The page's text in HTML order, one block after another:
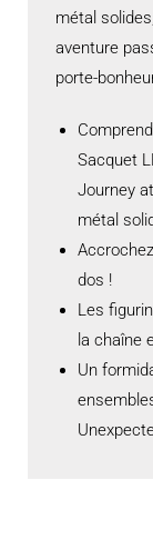
métal
aventure
porte-
Sacquet
Journey
métal
dos !
Les
la chaîne
Un